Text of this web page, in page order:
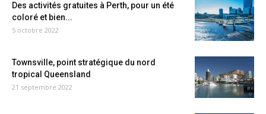
Des activités gratuites à Perth, pour un été
coloré et bien...
5 octobre 2022
Townsville, point stratégique du nord
tropical Queensland
21 septembre 2022